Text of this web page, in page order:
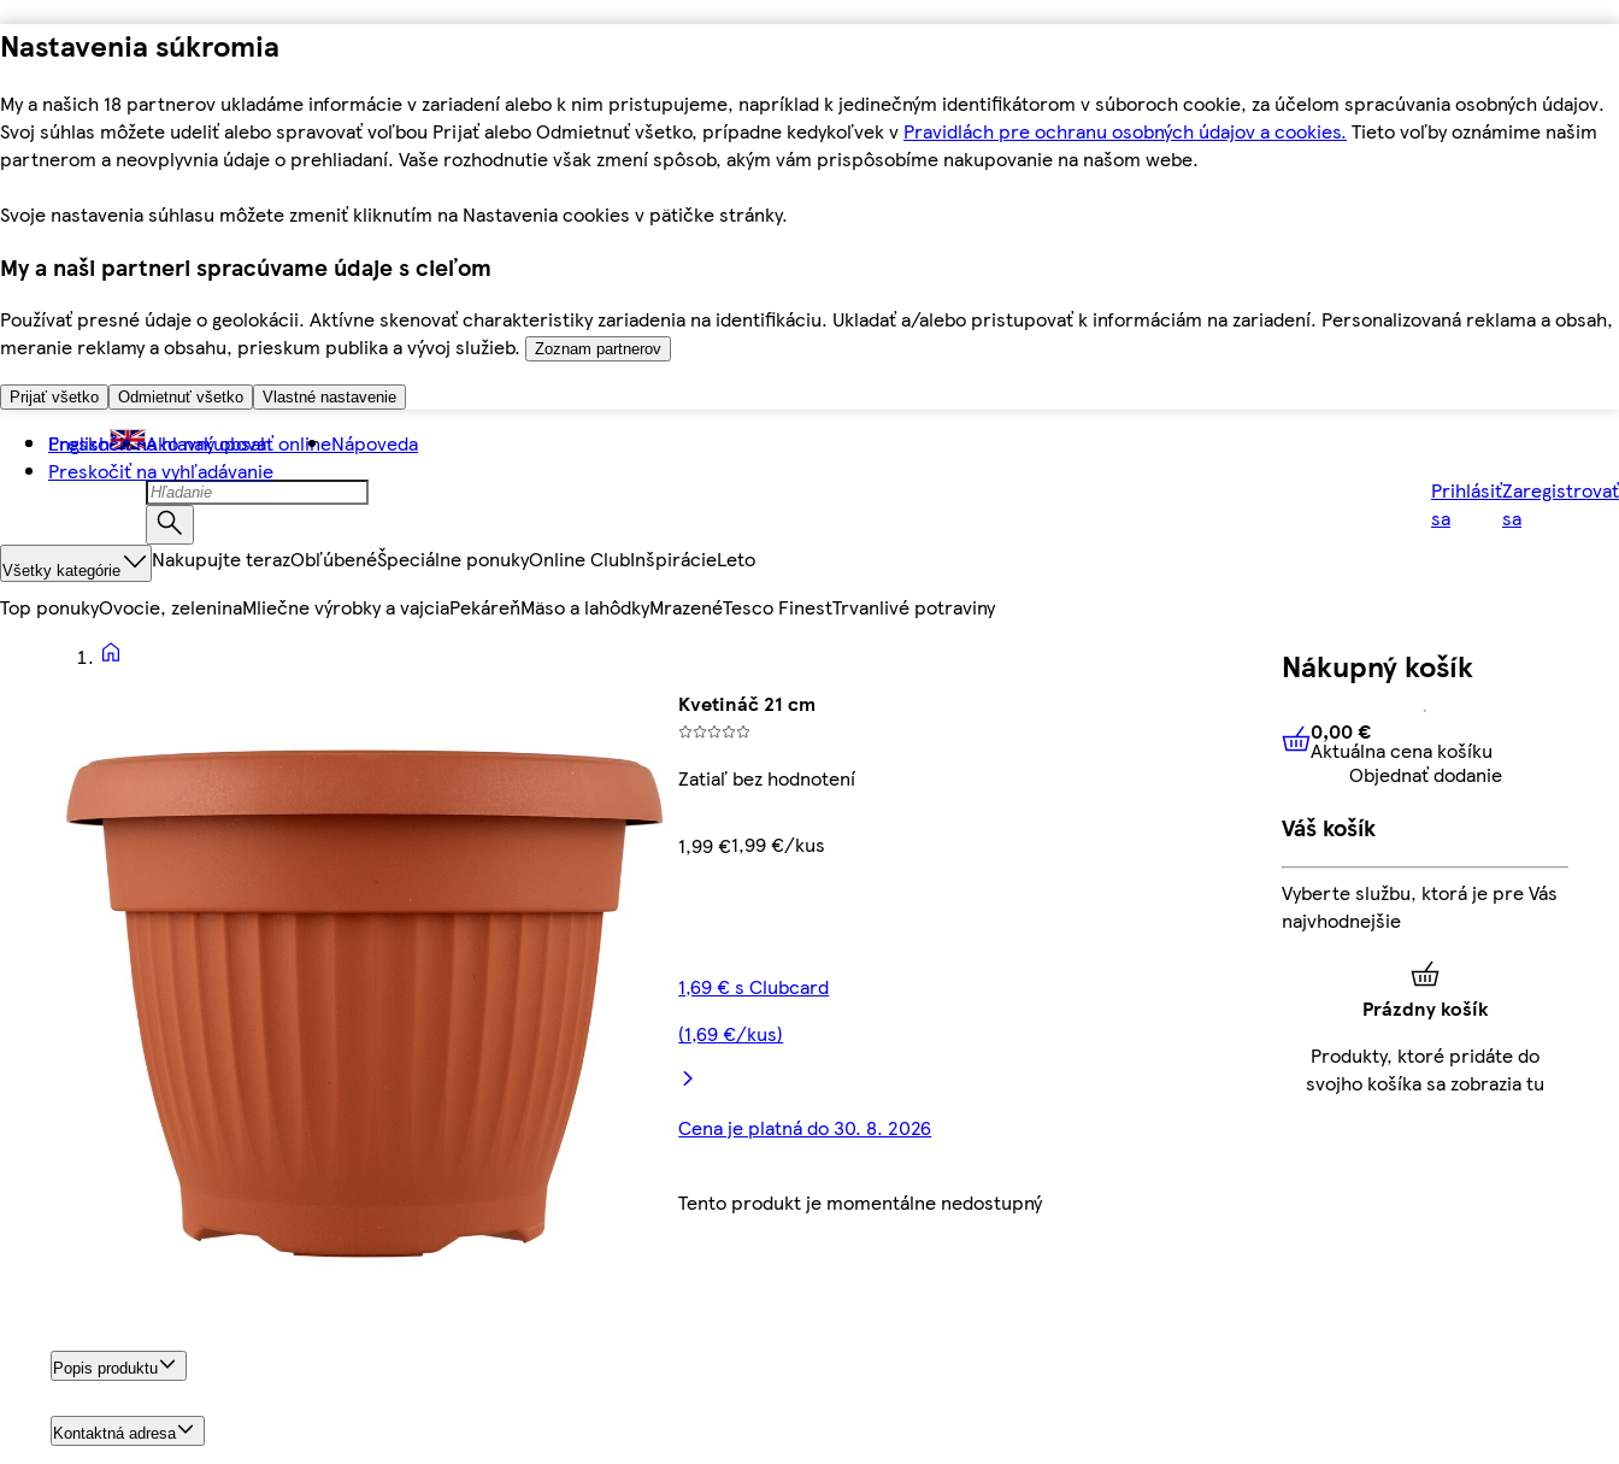
Nastavenia súkromia
My a našich 18 partnerov ukladáme informácie v zariadení alebo k nim pristupujeme, napríklad k jedinečným identifikátorom v súboroch cookie, za účelom spracúvania osobných údajov.
Svoj súhlas môžete udeliť alebo spravovať voľbou Prijať alebo Odmietnuť všetko, prípadne kedykoľvek v Pravidlách pre ochranu osobných údajov a cookies. Tieto voľby oznámime našim
partnerom a neovplyvnia údaje o prehliadaní. Vaše rozhodnutie však zmení spôsob, akým vám prispôsobíme nakupovanie na našom webe.
Svoje nastavenia súhlasu môžete zmeniť kliknutím na Nastavenia cookies v pätičke stránky.
My a naši partneri spracúvame údaje s cieľom
Používať presné údaje o geolokácii. Aktívne skenovať charakteristiky zariadenia na identifikáciu. Ukladať a/alebo pristupovať k informáciám na zariadení. Personalizovaná reklama a obsah,
meranie reklamy a obsahu, prieskum publika a vývoj služieb.
Zoznam partnerov
Prijať všetko Odmietnuť všetko Vlastné nastavenie
Preskočiť na hlavný obsah
Preskočiť na vyhľadávanie
English Ako nakupovať onlineNápoveda
Prihlásiť
sa
Zaregistrovať
sa
Všetky kategórie Nakupujte terazObľúbenéŠpeciálne ponukyOnline ClubInšpirácieLeto
Top ponukyOvocie, zeleninaMliečne výrobky a vajciaPekáreňMäso a lahôdkyMrazenéTesco FinestTrvanlivé potraviny
Kvetináč 21 cm
Zatiaľ bez hodnotení
1,99 €1,99 €/kus
1,69 € s Clubcard
(1,69 €/kus)
Cena je platná do 30. 8. 2026
Tento produkt je momentálne nedostupný
Popis produktu
Kontaktná adresa
Nákupný košík
0,00 € Aktuálna cena košíku
0,00 €
Aktuálna cena košíku
Objednať dodanie
Váš košík
Vyberte službu, ktorá je pre Vás
najvhodnejšie
Prázdny košík
Produkty, ktoré pridáte do
svojho košíka sa zobrazia tu